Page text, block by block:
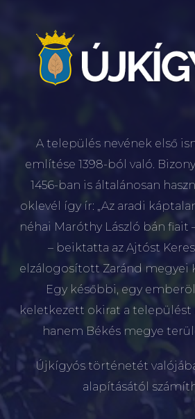
A település nevének első
említése 1398-ból való.
1456-ban is általánosan
oklevél így ír: „Az aradi
néhai Maróthy László bán fiait
– beiktatta az Ajtóst
elzálogosított Zaránd megyei
Egy későbbi, egy
keletkezett okirat a települést
hanem Békés megye
Újkígyós történetét
alapításától